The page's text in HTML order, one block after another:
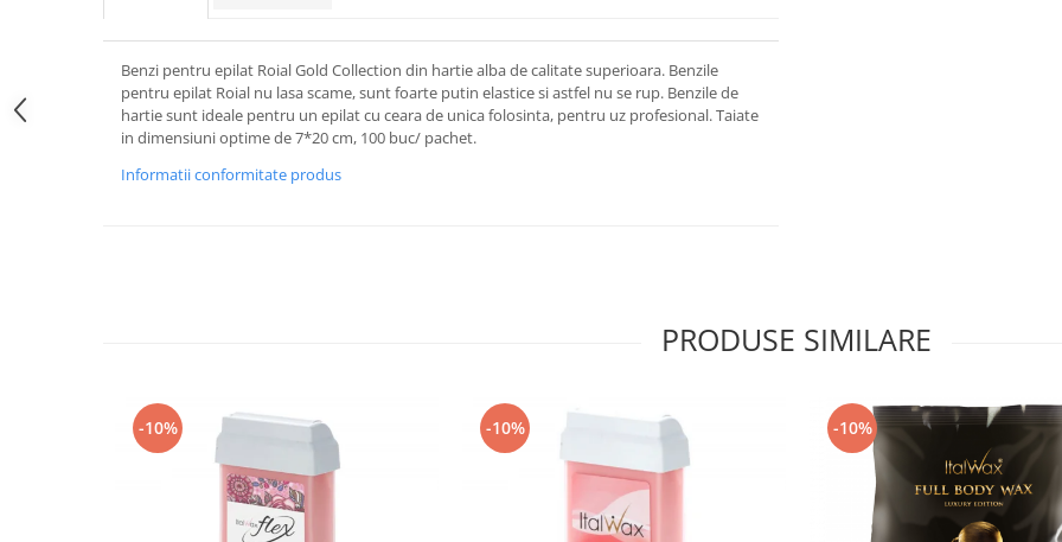
Benzi pentru epilat Roial Gold Collection din hartie alba de calitate superioara. Benzile
pentru epilat Roial nu lasa scame, sunt foarte putin elastice si astfel nu se rup. Benzile de
hartie sunt ideale pentru un epilat cu ceara de unica folosinta, pentru uz profesional. Taiate
in dimensiuni optime de 7*20 cm, 100 buc/ pachet.
Informatii conformitate produs
PRODUSE SIMILARE
-10% -10% -10%